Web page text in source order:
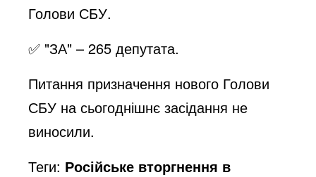
Голови СБУ.
✅ "ЗА" – 265 депутата.
Питання призначення нового Голови
СБУ на сьогоднішнє засідання не
виносили.
Теги: Російське вторгнення в